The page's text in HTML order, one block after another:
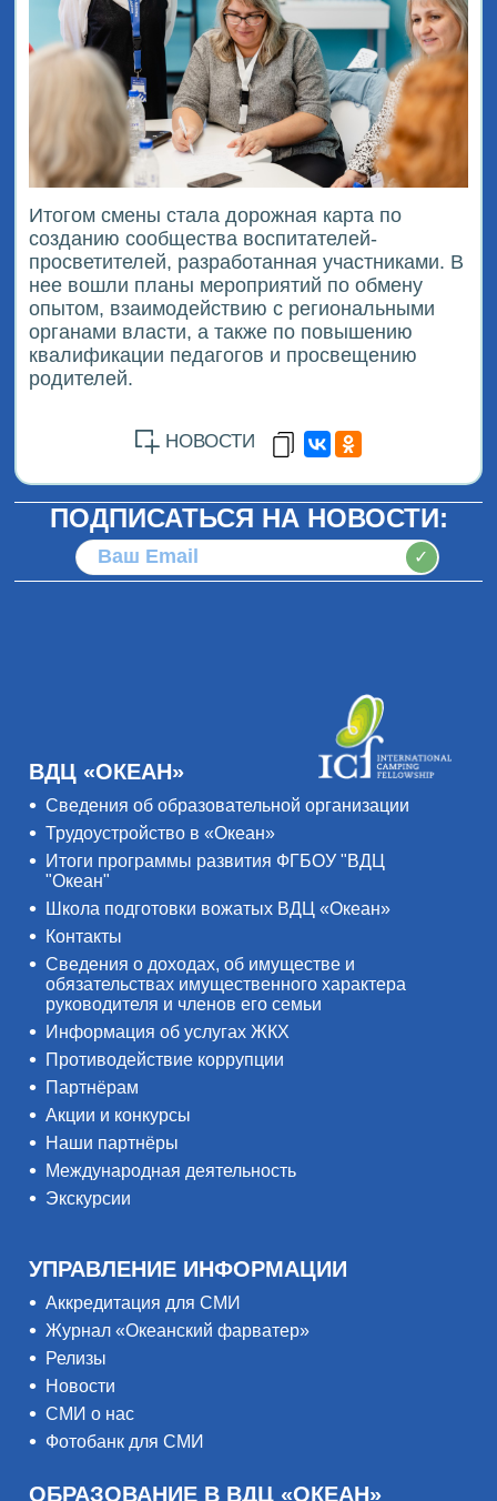
Итогом смены стала дорожная карта по
созданию сообщества воспитателей-
просветителей, разработанная участниками. В
нее вошли планы мероприятий по обмену
опытом, взаимодействию с региональными
органами власти, а также по повышению
квалификации педагогов и просвещению
родителей.
НОВОСТИ
ПОДПИСАТЬСЯ НА НОВОСТИ:
✓
ВДЦ «ОКЕАН»
Сведения об образовательной организации
Трудоустройство в «Океан»
Итоги программы развития ФГБОУ "ВДЦ
"Океан"
Школа подготовки вожатых ВДЦ «Океан»
Контакты
Сведения о доходах, об имуществе и
обязательствах имущественного характера
руководителя и членов его семьи
Информация об услугах ЖКХ
Противодействие коррупции
Партнёрам
Акции и конкурсы
Наши партнёры
Международная деятельность
Экскурсии
УПРАВЛЕНИЕ ИНФОРМАЦИИ
Аккредитация для СМИ
Журнал «Океанский фарватер»
Релизы
Новости
СМИ о нас
Фотобанк для СМИ
ОБРАЗОВАНИЕ В ВДЦ «ОКЕАН»